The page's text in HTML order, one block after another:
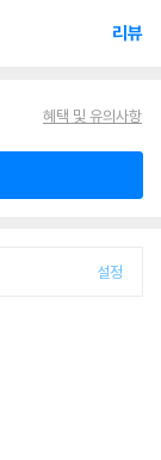
리뷰
혜택 및 유의사항
설정